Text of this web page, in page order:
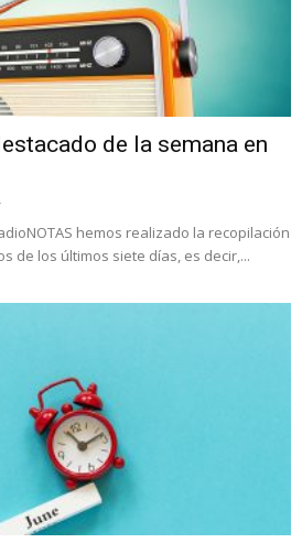
de la semana en
hemos realizado la recopilación
de los últimos siete días, es decir,...